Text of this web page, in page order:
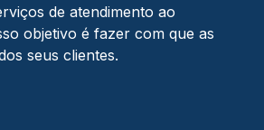
de atendimento ao
objetivo é fazer com que as
seus clientes.